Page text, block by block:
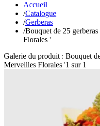
Accueil
/Catalogue
/Gerberas
/Bouquet de 25
Florales '
Galerie du produit : Bouquet
Merveilles Florales '1 sur 1